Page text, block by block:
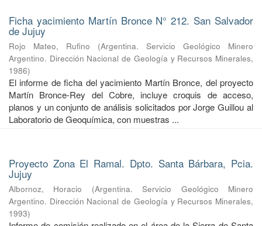
Ficha yacimiento Martín Bronce N° 212. San Salvador
de Jujuy
Rojo Mateo, Rufino (Argentina. Servicio Geológico Minero
Argentino. Dirección Nacional de Geología y Recursos Minerales,
1986)
El informe de ficha del yacimiento Martín Bronce, del proyecto
Martín Bronce-Rey del Cobre, incluye croquis de acceso,
planos y un conjunto de análisis solicitados por Jorge Guillou al
Laboratorio de Geoquímica, con muestras ...
Proyecto Zona El Ramal. Dpto. Santa Bárbara, Pcia.
Jujuy
Albornoz, Horacio (Argentina. Servicio Geológico Minero
Argentino. Dirección Nacional de Geología y Recursos Minerales,
1993)